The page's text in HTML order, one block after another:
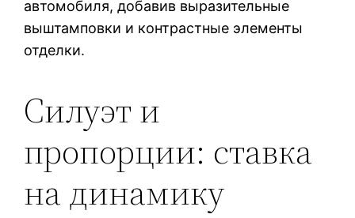
автомобиля, добавив выразительные
выштамповки и контрастные элементы
отделки.
Силуэт и
пропорции: ставка
на динамику